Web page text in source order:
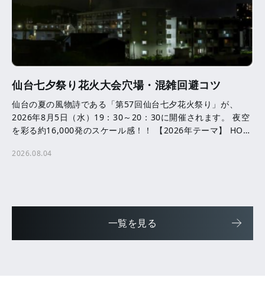
仙台七夕祭り花火大会穴場・混雑回避コツ
仙台の夏の風物詩である「第57回仙台七夕花火祭り」が、
2026年8月5日（水）19：30～20：30に開催されます。 夜空
を彩る約16,000発のスケール感！！ 【2026年テーマ】 HOPE
2026.08.04
一覧を見る